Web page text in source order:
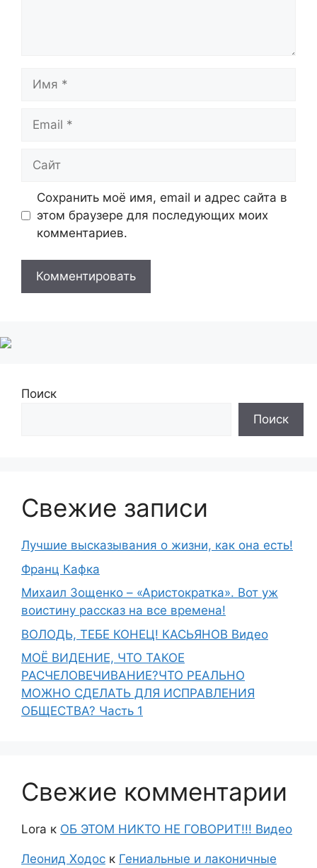
Сохранить моё имя, email и адрес сайта в
этом браузере для последующих моих
комментариев.
Поиск
Поиск
Свежие записи
Лучшие высказывания о жизни, как она есть!
Франц Кафка
Михаил Зощенко – «Аристократка». Вот уж
воистину рассказ на все времена!
ВОЛОДЬ, ТЕБЕ КОНЕЦ! КАСЬЯНОВ Видео
МОЁ ВИДЕНИЕ, ЧТО ТАКОЕ
РАСЧЕЛОВЕЧИВАНИЕ?ЧТО РЕАЛЬНО
МОЖНО СДЕЛАТЬ ДЛЯ ИСПРАВЛЕНИЯ
ОБЩЕСТВА? Часть 1
Свежие комментарии
Lora к ОБ ЭТОМ НИКТО НЕ ГОВОРИТ!!! Видео
Леонид Ходос к Гениальные и лаконичные